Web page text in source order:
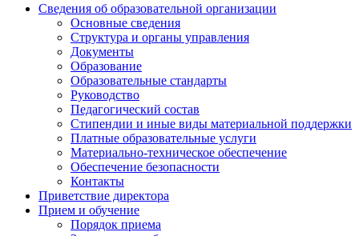
Сведения об образовательной организации
Основные сведения
Структура и органы управления
Документы
Образование
Образовательные стандарты
Руководство
Педагогический состав
Стипендии и иные виды материальной поддержки
Платные образовательные услуги
Материально-техническое обеспечение
Обеспечение безопасности
Контакты
Приветствие директора
Прием и обучение
Порядок приема